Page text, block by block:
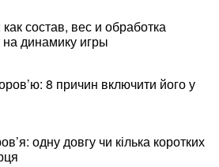
состав, вес и обработка
динамику игры
8 причин включити його у
одну довгу чи кілька коротких